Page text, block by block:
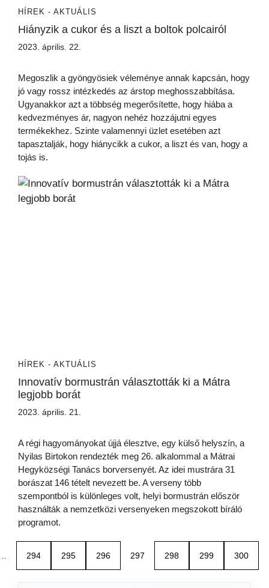
HÍREK - AKTUÁLIS
Hiányzik a cukor és a liszt a boltok polcairól
2023. április. 22.
Megoszlik a gyöngyösiek véleménye annak kapcsán, hogy
jó vagy rossz intézkedés az árstop meghosszabbítása.
Ugyanakkor azt a többség megerősítette, hogy hiába a
kedvezményes ár, nagyon nehéz hozzájutni egyes
termékekhez. Szinte valamennyi üzlet esetében azt
tapasztalják, hogy hiánycikk a cukor, a liszt és van, hogy a
tojás is.
HÍREK - AKTUÁLIS
Innovatív bormustrán választották ki a Mátra
legjobb borát
2023. április. 21.
A régi hagyományokat újjá élesztve, egy külső helyszín, a
Nyilas Birtokon rendezték meg 26. alkalommal a Mátrai
Hegyközségi Tanács borversenyét. Az idei mustrára 31
borászat 146 tételt nevezett be. A verseny több
szempontból is különleges volt, helyi bormustrán először
használták a nemzetközi versenyeken megszokott bíráló
programot.
294 295 296 297 298 299 300